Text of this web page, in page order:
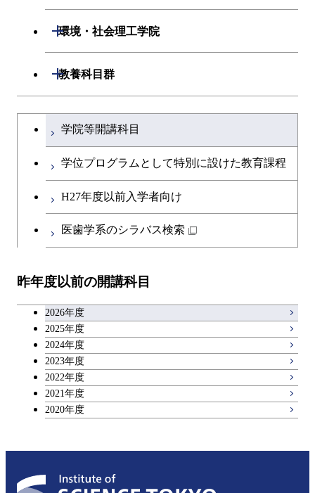
ライフエンジニアリングコ
ース
人間医療科学技術コース
物質・情報卓越コース
知能情報コース
情報工学コース
知能情報コース
エネルギー・情報コース
人間医療科学技術コース
物質・情報卓越コース
超スマート社会卓越コース
専門科目
生命理工学系
開閉
ライフエンジニアリングコ
ース
物質・情報卓越コース
環境・社会理工学院
開閉
建築学系
開閉
コース
都市・環境学コース
超スマート社会卓越コース
コース
都市・環境学コース
開閉
エネルギーコース
エネルギー・情報コース
エンジニアリングデザイン
原子核工学コース
物質・情報卓越コース
社会・人間科学コース
超スマート社会卓越コース
イノベーション科学系
イノベーション科学コース
人間医療科学技術コース
技術経営専門職学位課程
開閉
技術経営専門職学位課程
専門科目
教養科目群
開閉
文系教養科目
英語科目
第二外国語科目
キャリア科目
大学院課程を切り替える
学院等開講科目
学位プログラムとして特別に設けた教育課程
H27年度以前入学者向け
医歯学系のシラバス検索
昨年度以前の開講科目
2026年度
2025年度
2024年度
2023年度
2022年度
2021年度
2020年度